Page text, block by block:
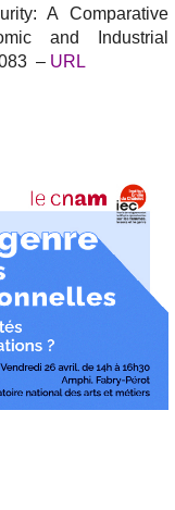
A Comparative
and Industrial
– URL